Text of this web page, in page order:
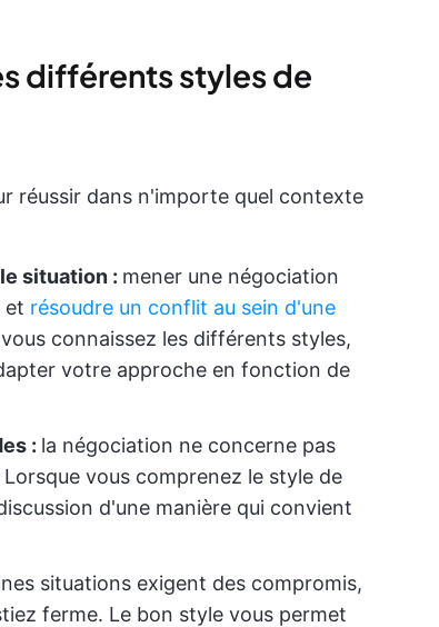
différents styles de
réussir dans n'importe quel contexte
situation : mener une négociation
et résoudre un conflit au sein d'une
connaissez les différents styles,
votre approche en fonction de
: la négociation ne concerne pas
vous comprenez le style de
d'une manière qui convient
situations exigent des compromis,
ferme. Le bon style vous permet